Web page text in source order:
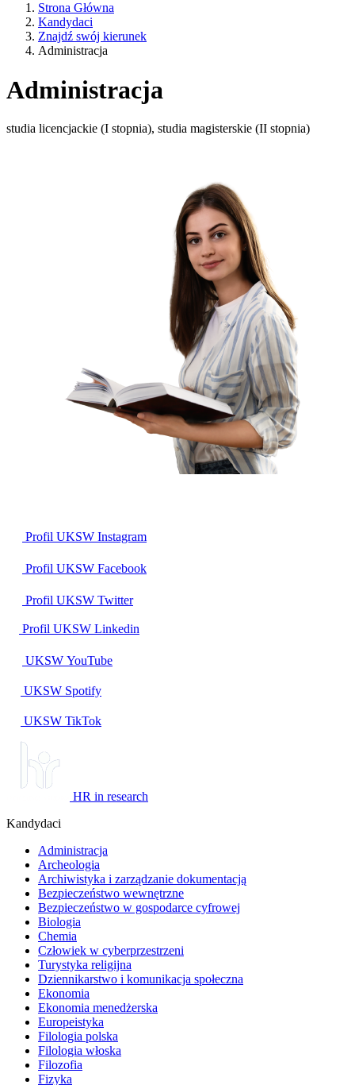
Strona Główna
Kandydaci
Znajdź swój kierunek
Administracja
Administracja
studia licencjackie (I stopnia), studia magisterskie (II stopnia)
Profil UKSW Instagram
Profil UKSW Facebook
Profil UKSW Twitter
Profil UKSW Linkedin
UKSW YouTube
UKSW Spotify
UKSW TikTok
HR in research
Kandydaci
Administracja
Archeologia
Archiwistyka i zarządzanie dokumentacją
Bezpieczeństwo wewnętrzne
Bezpieczeństwo w gospodarce cyfrowej
Biologia
Chemia
Człowiek w cyberprzestrzeni
Turystyka religijna
Dziennikarstwo i komunikacja społeczna
Ekonomia
Ekonomia menedżerska
Europeistyka
Filologia polska
Filologia włoska
Filozofia
Fizyka